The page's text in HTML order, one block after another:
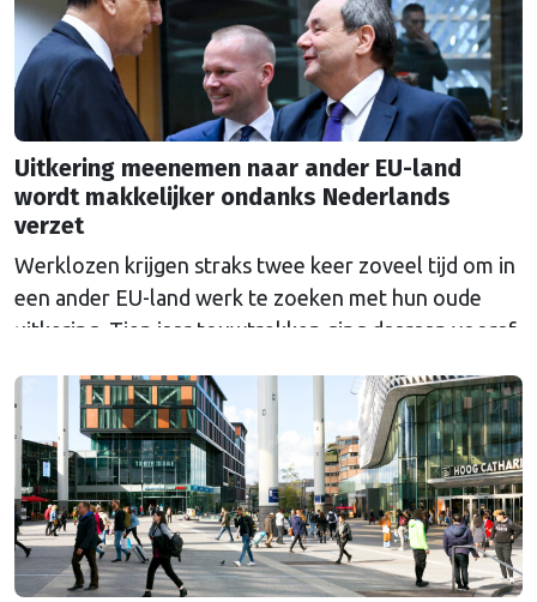
Uitkering meenemen naar ander EU-land
wordt makkelijker ondanks Nederlands
verzet
Werklozen krijgen straks twee keer zoveel tijd om in
een ander EU-land werk te zoeken met hun oude
uitkering. Tien jaar touwtrekken ging daaraan vooraf.